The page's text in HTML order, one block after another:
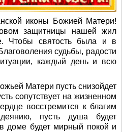
иконы Божией Матери!
защитницы нашей жил
Чтобы святость была и в
судьбы, радости
каждый день и всю
Матери пусть снизойдет
сопутствует на жизненном
восстремится к благим
пусть душа будет
доме будет мирный покой и